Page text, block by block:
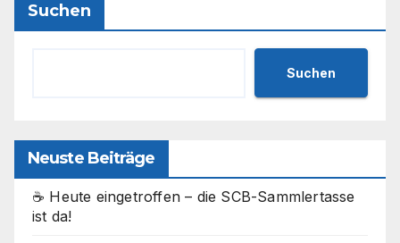
Suchen
Suchen
Neuste Beiträge
☕ Heute eingetroffen – die SCB-Sammlertasse
ist da!